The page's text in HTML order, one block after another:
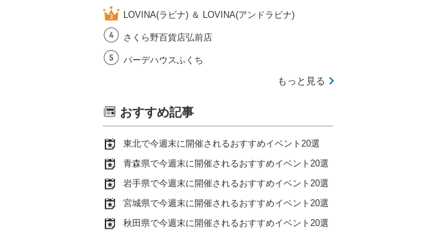
LOVINA(ラビナ) ＆ LOVINA(アンドラビナ)
さくら野百貨店弘前店
バーデハウスふくち
もっと見る
おすすめ記事
東北で今週末に開催されるおすすめイベント20選
青森県で今週末に開催されるおすすめイベント20選
岩手県で今週末に開催されるおすすめイベント20選
宮城県で今週末に開催されるおすすめイベント20選
秋田県で今週末に開催されるおすすめイベント20選